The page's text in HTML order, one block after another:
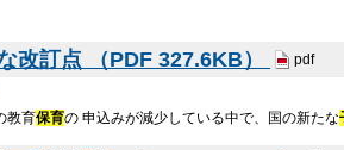
改訂点 （PDF 327.6KB） pdf
教育保育の 申込みが減少している中で、国の新たな